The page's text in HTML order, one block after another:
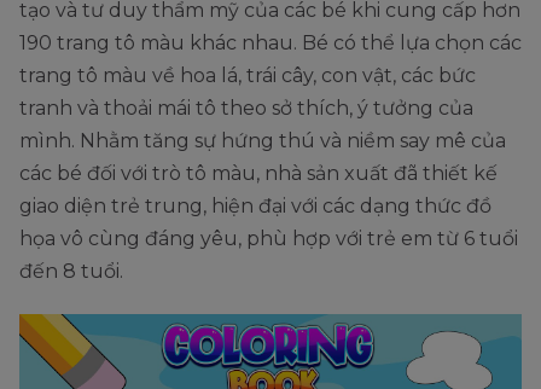
tạo và tư duy thẩm mỹ của các bé khi cung cấp hơn
190 trang tô màu khác nhau. Bé có thể lựa chọn các
trang tô màu về hoa lá, trái cây, con vật, các bức
tranh và thoải mái tô theo sở thích, ý tưởng của
mình. Nhằm tăng sự hứng thú và niềm say mê của
các bé đối với trò tô màu, nhà sản xuất đã thiết kế
giao diện trẻ trung, hiện đại với các dạng thức đồ
họa vô cùng đáng yêu, phù hợp với trẻ em từ 6 tuổi
đến 8 tuổi.